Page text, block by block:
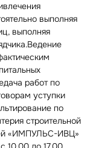
выполняя
выполняя
работ по
уступки
по
строительной
«ИМПУЛЬС-ИВЦ»